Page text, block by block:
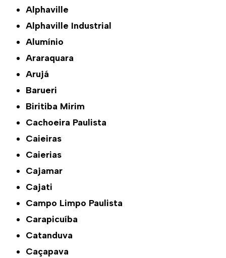
Alphaville
Alphaville Industrial
Alumínio
Araraquara
Arujá
Barueri
Biritiba Mirim
Cachoeira Paulista
Caieiras
Caierias
Cajamar
Cajati
Campo Limpo Paulista
Carapicuíba
Catanduva
Caçapava